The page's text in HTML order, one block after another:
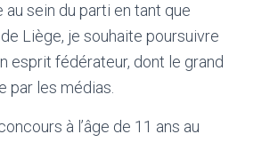
sein du parti en tant que
Liège, je souhaite poursuivre
esprit fédérateur, dont le grand
par les médias.
à l’âge de 11 ans au